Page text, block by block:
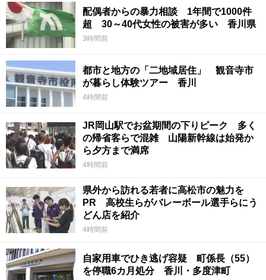
配偶者からの暴力相談 1年間で1000件
超 30～40代女性の被害が多い 香川県
3時間前
都市と地方の「二地域居住」 観音寺市
が暮らし体験ツアー 香川
4時間前
JR岡山駅でお盆期間の下りピーク 多く
の帰省客らで混雑 山陽新幹線は始発か
ら夕方まで満席
4時間前
県外から訪れる若者に高松市の魅力を
PR 高校生らがバレーボール選手らにう
どん店を紹介
4時間前
自家用車でひき逃げ容疑 町係長（55）
を停職6カ月処分 香川・多度津町